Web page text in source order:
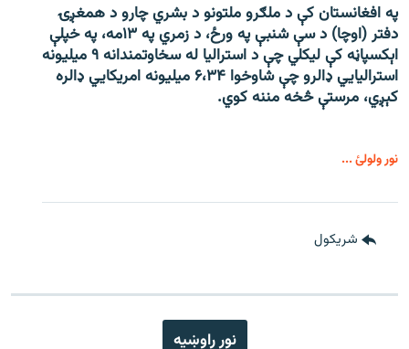
په افغانستان کې د ملګرو ملتونو د بشري چارو د همغږۍ
دفتر (اوچا) د سې ‌شنبې په ورځ، د زمري په ۱۳مه، په خپلې
اېکسپاڼه کې لیکلي چې د استرالیا له سخاوتمندانه ۹ میلیونه
استرالیايي ډالرو چې شاوخوا ۶،۳۴ میلیونه امریکايي ډالره
کېږي، مرستې څخه مننه کوي.
نور ولولئ ...
شريکول
نور راوښيه